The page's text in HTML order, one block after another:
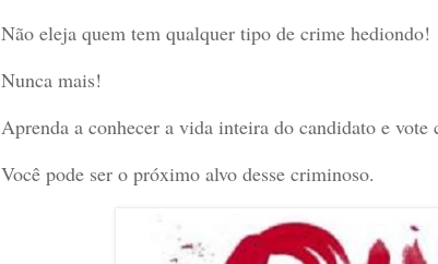
Não eleja quem tem qualquer tipo de crime hediondo!
Nunca mais!
Aprenda a conhecer a vida inteira do candidato e vote
Você pode ser o próximo alvo desse criminoso.